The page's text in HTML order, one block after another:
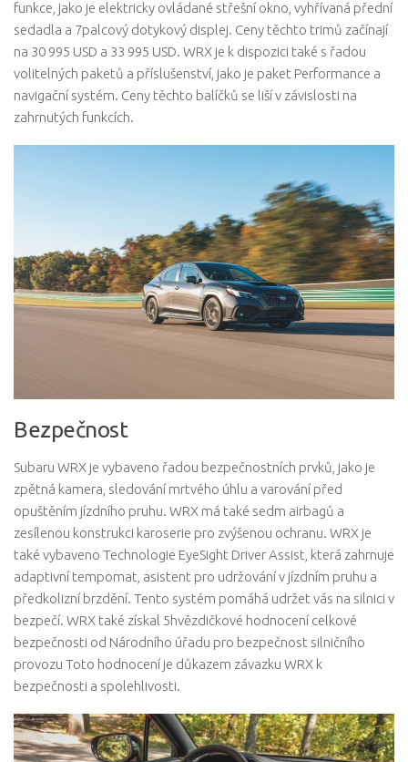
funkce, jako je elektricky ovládané střešní okno, vyhřívaná přední
sedadla a 7palcový dotykový displej. Ceny těchto trimů začínají
na 30 995 USD a 33 995 USD. WRX je k dispozici také s řadou
volitelných paketů a příslušenství, jako je paket Performance a
navigační systém. Ceny těchto balíčků se liší v závislosti na
zahrnutých funkcích.
Bezpečnost
Subaru WRX je vybaveno řadou bezpečnostních prvků, jako je
zpětná kamera, sledování mrtvého úhlu a varování před
opuštěním jízdního pruhu. WRX má také sedm airbagů a
zesílenou konstrukci karoserie pro zvýšenou ochranu. WRX je
také vybaveno Technologie EyeSight Driver Assist, která zahrnuje
adaptivní tempomat, asistent pro udržování v jízdním pruhu a
předkolizní brzdění. Tento systém pomáhá udržet vás na silnici v
bezpečí. WRX také získal 5hvězdičkové hodnocení celkové
bezpečnosti od Národního úřadu pro bezpečnost silničního
provozu Toto hodnocení je důkazem závazku WRX k
bezpečnosti a spolehlivosti.